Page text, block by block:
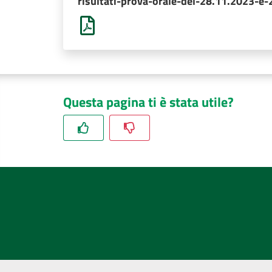
Questa pagina ti è stata utile?